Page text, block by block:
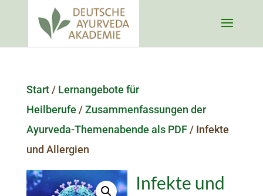
Start/ Lernangebote für
Heilberufe /Zusammenfassungen der
Ayurveda-Themenabende als PDF/ Infekte
und Allergien
Infekte und